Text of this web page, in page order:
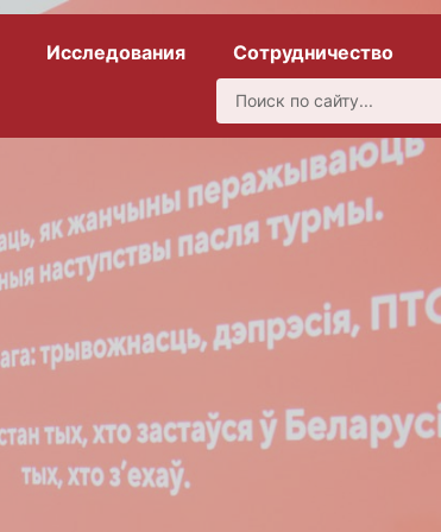
Исследования Сотрудничество